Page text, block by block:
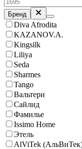
Бренд
Diva Afrodita
KAZANOV.A.
Kingsilk
Liliya
Seda
Sharmes
Tango
Вальтери
Сайлид
Фамилье
Issimo Home
Этель
AlViTek